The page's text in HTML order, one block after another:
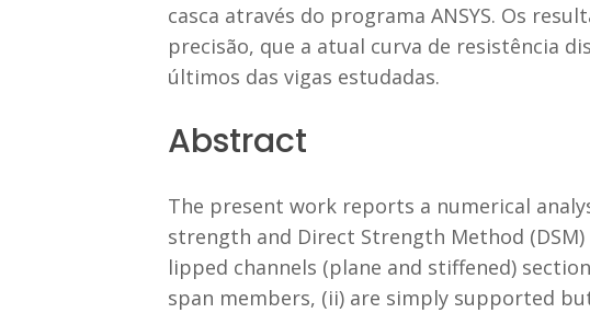
casca através do programa ANSYS. Os
precisão, que a atual curva de resistência
últimos das vigas estudadas.
Abstract
The present work reports a numerical
strength and Direct Strength Method
lipped channels (plane and stiffened)
span members, (ii) are simply supported